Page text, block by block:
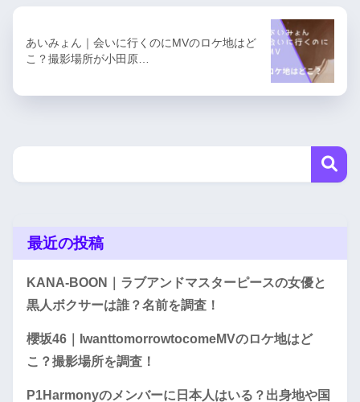
あいみょん｜会いに行くのにMVのロケ地はど
こ？撮影場所が小田原…
最近の投稿
KANA-BOON｜ラブアンドマスターピースの女優と
黒人ボクサーは誰？名前を調査！
櫻坂46｜IwanttomorrowtocomeMVのロケ地はど
こ？撮影場所を調査！
P1Harmonyのメンバーに日本人はいる？出身地や国